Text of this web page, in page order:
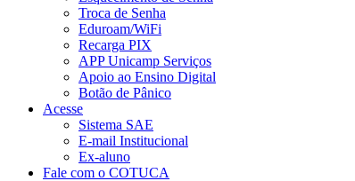
Troca de Senha
Eduroam/WiFi
Recarga PIX
APP Unicamp Serviços
Apoio ao Ensino Digital
Botão de Pânico
Acesse
Sistema SAE
E-mail Institucional
Ex-aluno
Fale com o COTUCA